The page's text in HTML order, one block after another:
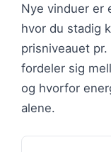
Nye vinduer er
hvor du stadig
prisniveauet
fordeler sig
og hvorfor
alene.